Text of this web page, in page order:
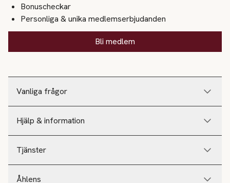
Vanliga frågor
Hjälp & information
Tjänster
Åhlens
Bonuscheckar
Personliga & unika medlemserbjudanden
Bli medlem